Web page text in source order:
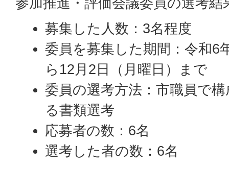
募集した人数：3名程度
委員を募集した期間：令和6
ら12月2日（月曜日）まで
委員の選考方法：市職員で
る書類選考
応募者の数：6名
選考した者の数：6名